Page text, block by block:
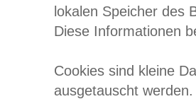
lokalen Speicher des
Diese Informationen
Cookies sind kleine
ausgetauscht